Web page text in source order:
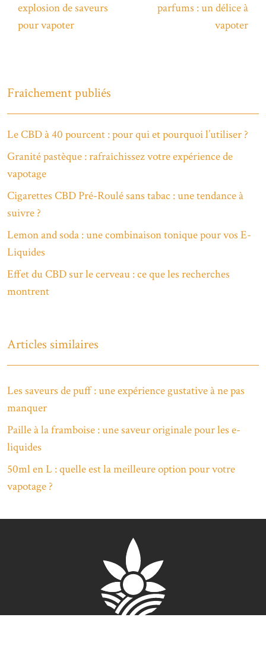
explosion de saveurs
pour vapoter
parfums : un délice à
vapoter
Fraîchement publiés
Le CBD à 40 pourcent : pour qui et pourquoi l’utiliser ?
Granité pastèque : rafraîchissez votre expérience de
vapotage
Cigarettes CBD Pré-Roulé sans tabac : une tendance à
suivre ?
Lemon and soda : une combinaison tonique pour vos E-
Liquides
Effet du CBD sur le cerveau : ce que les recherches
montrent
Articles similaires
Les saveurs de puff : une expérience gustative à ne pas
manquer
Paille à la framboise : une saveur originale pour les e-
liquides
50ml en L : quelle est la meilleure option pour votre
vapotage ?